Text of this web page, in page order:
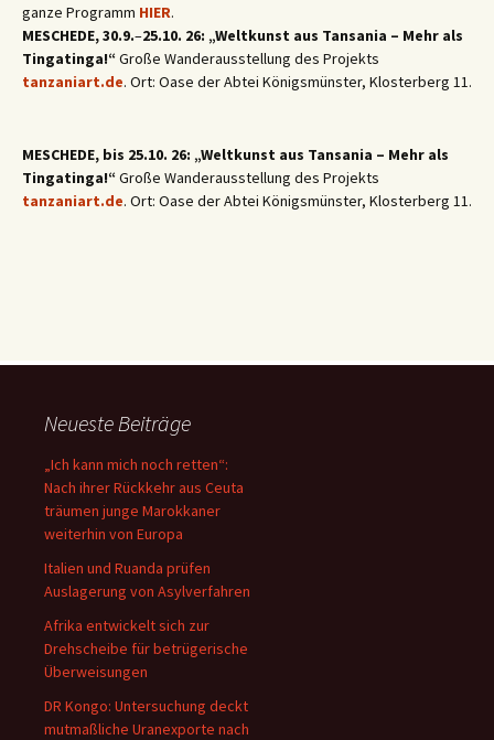
ganze Programm HIER.
MESCHEDE, 30.9.–25.10. 26: „Weltkunst aus Tansania – Mehr als
Tingatinga!“Große Wanderausstellung des Projekts
tanzaniart.de. Ort: Oase der Abtei Königsmünster, Klosterberg 11.
MESCHEDE, bis 25.10. 26: „Weltkunst aus Tansania – Mehr als
Tingatinga!“Große Wanderausstellung des Projekts
tanzaniart.de. Ort: Oase der Abtei Königsmünster, Klosterberg 11.
Neueste Beiträge
„Ich kann mich noch retten“:
Nach ihrer Rückkehr aus Ceuta
träumen junge Marokkaner
weiterhin von Europa
Italien und Ruanda prüfen
Auslagerung von Asylverfahren
Afrika entwickelt sich zur
Drehscheibe für betrügerische
Überweisungen
DR Kongo: Untersuchung deckt
mutmaßliche Uranexporte nach